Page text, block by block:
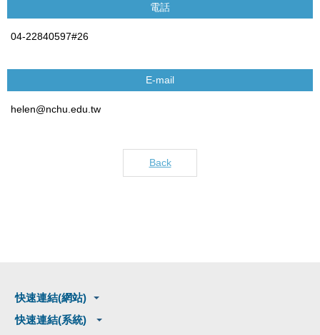
電話
04-22840597#26
E-mail
helen@nchu.edu.tw
Back
快速連結(網站)
快速連結(系統)